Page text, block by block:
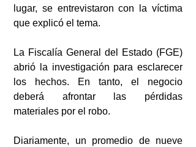
lugar, se entrevistaron con la víctima
que explicó el tema.
La Fiscalía General del Estado (FGE)
abrió la investigación para esclarecer
los hechos. En tanto, el negocio
deberá afrontar las pérdidas
materiales por el robo.
Diariamente, un promedio de nueve